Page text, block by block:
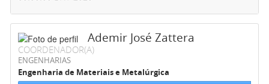
Ademir José Zattera
COORDENADOR(A)
ENGENHARIAS
Engenharia de Materiais e Metalúrgica